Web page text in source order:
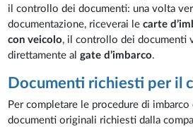
il controllo dei documenti: una volta
documentazione, riceverai lecarte
con veicolo, il controllo dei documenti
direttamente algate d’imbarco.
Documenti richiesti per il
Per completare le procedure di
documenti originali richiesti dalla